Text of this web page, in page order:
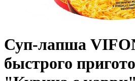
Суп-лапша
быстрого